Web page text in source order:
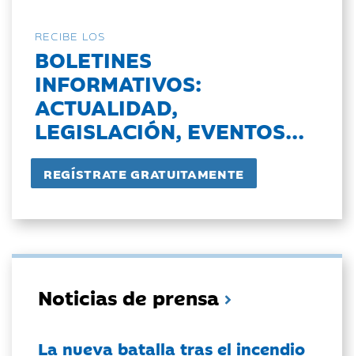
RECIBE LOS
BOLETINES
INFORMATIVOS:
ACTUALIDAD,
LEGISLACIÓN, EVENTOS...
Noticias de prensa
La nueva batalla tras el incendio